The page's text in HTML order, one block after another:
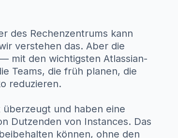
des Rechenzentrums kann
verstehen das. Aber die
mit den wichtigsten Atlassian-
Teams, die früh planen, die
reduzieren.
und haben eine
Dutzenden von Instances. Das
können, ohne den